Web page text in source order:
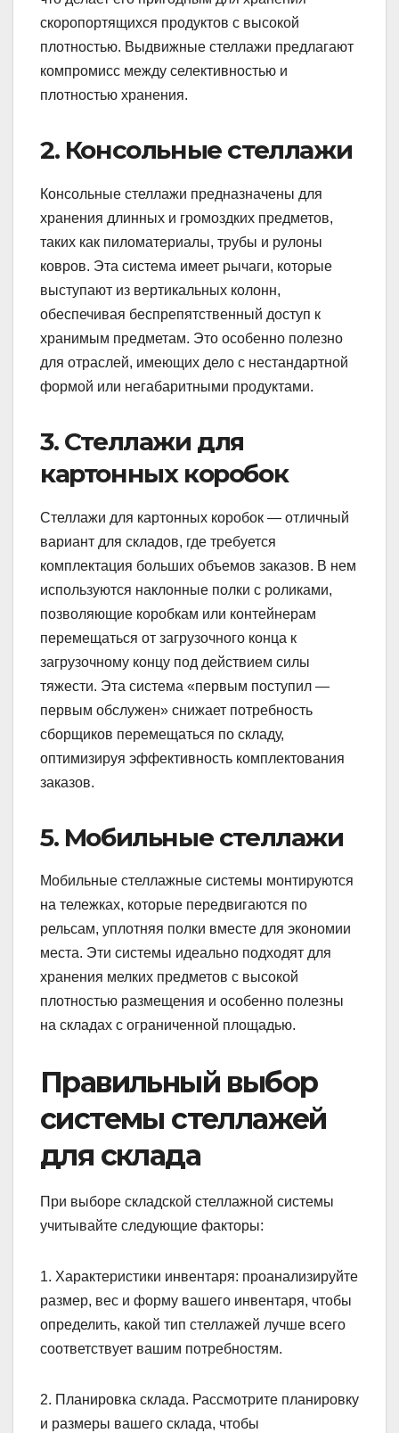
скоропортящихся продуктов с высокой
плотностью. Выдвижные стеллажи предлагают
компромисс между селективностью и
плотностью хранения.
2. Консольные стеллажи
Консольные стеллажи предназначены для
хранения длинных и громоздких предметов,
таких как пиломатериалы, трубы и рулоны
ковров. Эта система имеет рычаги, которые
выступают из вертикальных колонн,
обеспечивая беспрепятственный доступ к
хранимым предметам. Это особенно полезно
для отраслей, имеющих дело с нестандартной
формой или негабаритными продуктами.
3. Стеллажи для
картонных коробок
Стеллажи для картонных коробок — отличный
вариант для складов, где требуется
комплектация больших объемов заказов. В нем
используются наклонные полки с роликами,
позволяющие коробкам или контейнерам
перемещаться от загрузочного конца к
загрузочному концу под действием силы
тяжести. Эта система «первым поступил —
первым обслужен» снижает потребность
сборщиков перемещаться по складу,
оптимизируя эффективность комплектования
заказов.
5. Мобильные стеллажи
Мобильные стеллажные системы монтируются
на тележках, которые передвигаются по
рельсам, уплотняя полки вместе для экономии
места. Эти системы идеально подходят для
хранения мелких предметов с высокой
плотностью размещения и особенно полезны
на складах с ограниченной площадью.
Правильный выбор
системы стеллажей
для склада
При выборе складской стеллажной системы
учитывайте следующие факторы:
1. Характеристики инвентаря: проанализируйте
размер, вес и форму вашего инвентаря, чтобы
определить, какой тип стеллажей лучше всего
соответствует вашим потребностям.
2. Планировка склада. Рассмотрите планировку
и размеры вашего склада, чтобы